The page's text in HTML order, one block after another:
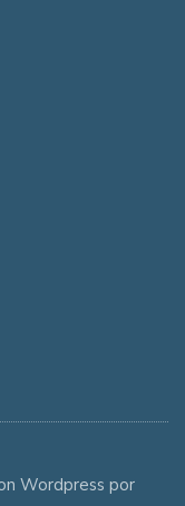
Wordpress por